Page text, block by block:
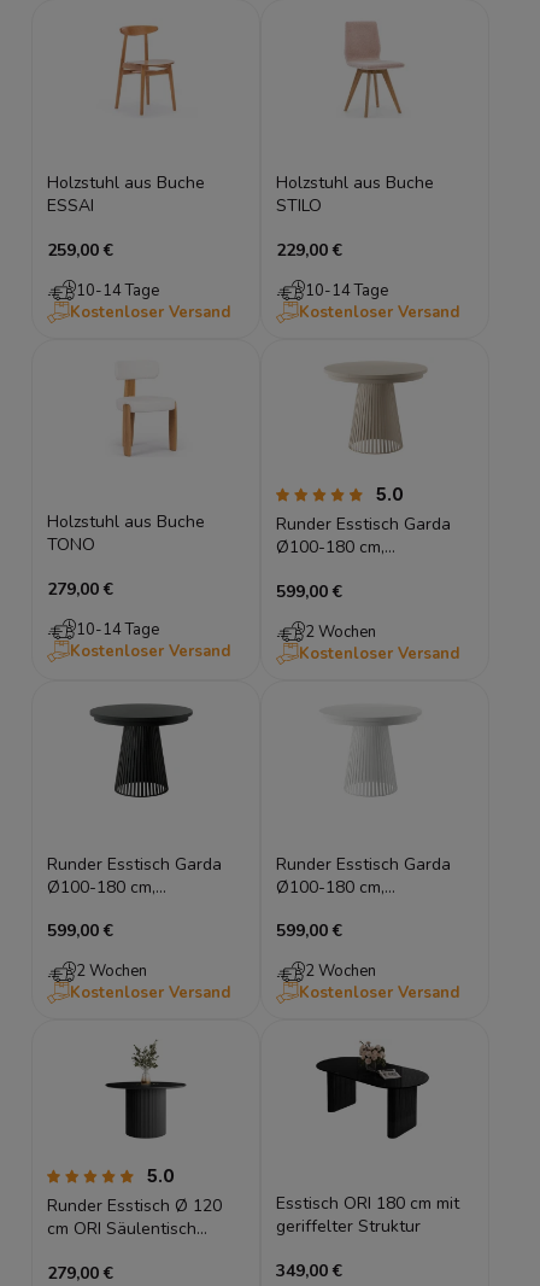
Holzstuhl aus Buche
ESSAI
259,00 €
10-14 Tage
Kostenloser Versand
Holzstuhl aus Buche
STILO
229,00 €
10-14 Tage
Kostenloser Versand
Holzstuhl aus Buche
TONO
279,00 €
10-14 Tage
Kostenloser Versand
5.0
Runder Esstisch Garda
Ø100-180 cm,
(Kaschmir), Lamellen-
Optik
599,00 €
2 Wochen
Kostenloser Versand
Runder Esstisch Garda
Ø100-180 cm,
(Schwarz), Lamellen-
599,00 €
2 Wochen
Kostenloser Versand
Runder Esstisch Garda
Ø100-180 cm,
(Weiß), Lamellen-Optik
599,00 €
2 Wochen
Kostenloser Versand
5.0
Runder Esstisch Ø 120
cm ORI Säulentisch
279,00 €
Esstisch ORI 180 cm mit
geriffelter Struktur
349,00 €